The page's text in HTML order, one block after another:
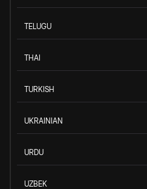
TELUGU
THAI
TURKISH
UKRAINIAN
URDU
UZBEK